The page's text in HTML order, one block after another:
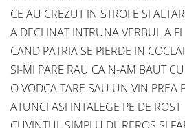
CE AU CREZUT IN STROFE SI
A DECLINAT INTRUNA VERBUL A FI
CAND PATRIA SE PIERDE IN
SI-MI PARE RAU CA N-AM BAUT
O VODCA TARE SAU UN VIN PREA
ATUNCI ASI INTALEGE PE DE ROST